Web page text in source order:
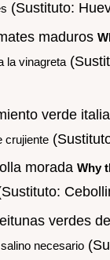
(Sustituto:
maduros
la vinagreta
verde
crujiente
morada Why
verdes
necesario